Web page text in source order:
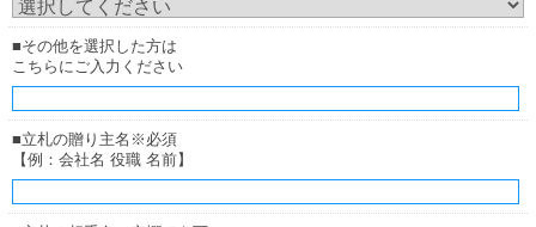
■その他を選択した方は
こちらにご入力ください
■立札の贈り主名※必須
【例：会社名 役職 名前】